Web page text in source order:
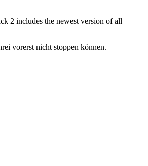
2 includes the newest version of all
vorerst nicht stoppen können.